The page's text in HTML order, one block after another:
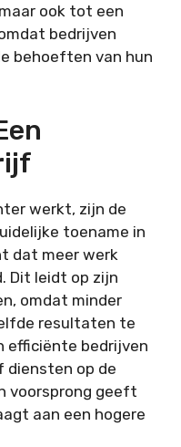
ook tot een
bedrijven
behoeften van hun
werkt, zijn de
toename in
dat meer werk
Dit leidt op zijn
omdat minder
resultaten te
efficiënte bedrijven
diensten op de
voorsprong geeft
aan een hogere